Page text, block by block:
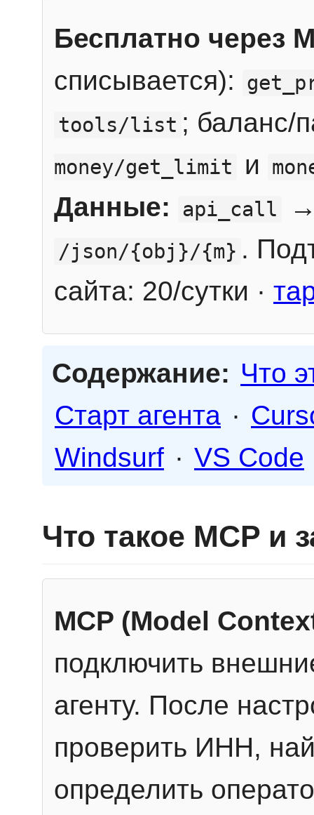
Бесплатно через
списывается):
tools/list ; баланс/
money/get_limit и
Данные: api_call
/json/{obj}/{m} .
сайта: 20/сутки ·
Содержание: Что
Старт агента ·
Windsurf · VS Code
Что такое MCP и
MCP (Model
подключить
агенту. После
проверить ИНН,
определить